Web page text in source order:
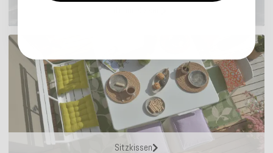
Sitzkissen